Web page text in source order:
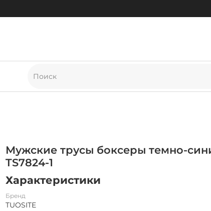
Мужские трусы боксеры темно-
TS7824-1
Характеристики
Бренд
TUOSITE